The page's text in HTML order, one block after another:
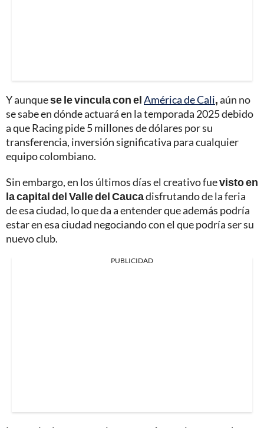
Y aunquese le vincula con elAmérica de Cali,aún no
se sabe en dónde actuará en la temporada 2025 debido
a que Racing pide 5 millones de dólares por su
transferencia, inversión significativa para cualquier
equipo colombiano.
Sin embargo, en los últimos días el creativo fuevisto en
la capital del Valle del Caucadisfrutando de la feria
de esa ciudad, lo que da a entender que además podría
estar en esa ciudad negociando con el que podría ser su
nuevo club.
PUBLICIDAD